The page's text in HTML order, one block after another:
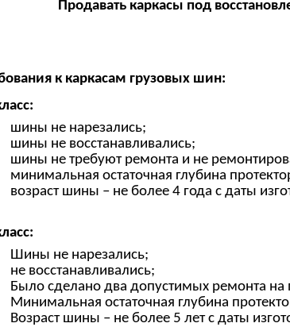
Продавать каркасы под
к каркасам грузовых шин:
шины не нарезались;
шины не восстанавливались;
шины не требуют ремонта и не
минимальная остаточная глубина
возраст шины – не более 4 года с даты
Шины не нарезались;
не восстанавливались;
Было сделано два допустимых ремонта на
Минимальная остаточная глубина
Возраст шины – не более 5 лет с даты